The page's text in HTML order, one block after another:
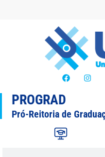
PROGRAD
Pró-Reitoria de